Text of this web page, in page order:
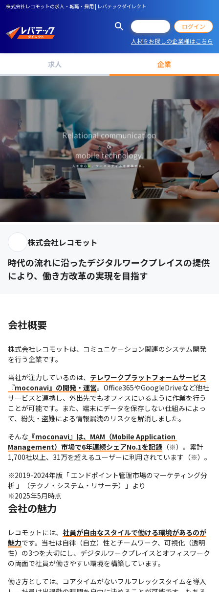
株式会社レコモットの求人・転職・採用 | レバテックダイレクト
ログイン
人材をお探しの企業様はこちら
求人 企業
株式会社レコモット
時代の流れに沿ったデジタルワークプレイスの提供
により、働き方改革の実現を目指す
会社概要
株式会社レコモットは、コミュニケーション関連のシステム開発
を行う企業です。
当社が注力しているのは、 テレワークプラットフォームサービス
『moconavi』の開発・運営。Office365やGoogleDriveなど他社
サービスと連携し、外出先でもオフィスにいるように作業を行う
ことが可能です。また、端末にデータを保存しない仕組みによっ
て、紛失・盗難による情報漏洩のリスクを解消しました。
そんな 『moconavi』は、MAM（Mobile Application
Management）市場で6年連続シェアNo.1を記録 （※）。累計
1,700社以上、31万を超えるユーザーに利用されています（※）。
※2019-2024年版「 エンドポイント管理市場のマーケティング分
析 」（テクノ・システム・リサーチ）」より
※2025年5月時点
会社の魅力
レコモットには、 社員が自由なスタイルで働ける環境があるのが
魅力です。当社は自律（自立）性とチームワーク、可視化（透明
性）の3つを大切にし、デジタルワークプレイスとオフィスワーク
の両面で社員が働きやすい環境を構築しています。
働き方としては、コアタイムがないフルフレックスタイムを導入